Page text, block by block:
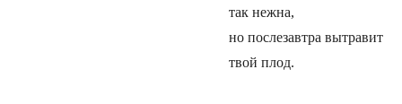
так нежна,
но послезавтра вытравит
твой плод.